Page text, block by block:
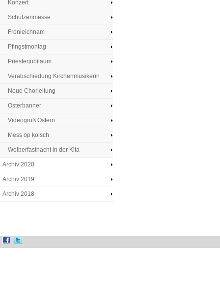
Konzert
Schützenmesse
Fronleichnam
Pfingstmontag
Priesterjubiläum
Verabschiedung Kirchenmusikerin
Neue Chorleitung
Osterbanner
Videogruß Ostern
Mess op kölsch
Weiberfastnacht in der Kita
Archiv 2020
Archiv 2019
Archiv 2018